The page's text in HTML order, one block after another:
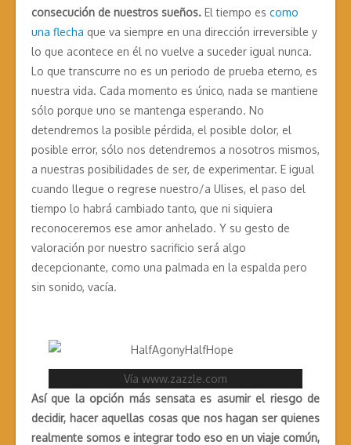
consecución de nuestros sueños. El tiempo es como
una flecha que va siempre en una dirección irreversible y
lo que acontece en él no vuelve a suceder igual nunca.
Lo que transcurre no es un periodo de prueba eterno, es
nuestra vida. Cada momento es único, nada se mantiene
sólo porque uno se mantenga esperando. No
detendremos la posible pérdida, el posible dolor, el
posible error, sólo nos detendremos a nosotros mismos,
a nuestras posibilidades de ser, de experimentar. E igual
cuando llegue o regrese nuestro/a Ulises, el paso del
tiempo lo habrá cambiado tanto, que ni siquiera
reconoceremos ese amor anhelado. Y su gesto de
valoración por nuestro sacrificio será algo
decepcionante, como una palmada en la espalda pero
sin sonido, vacía.
Vía www.zazzle.com
Así que la opción más sensata es asumir el riesgo de
decidir, hacer aquellas cosas que nos hagan ser quienes
realmente somos e integrar todo eso en un viaje común,